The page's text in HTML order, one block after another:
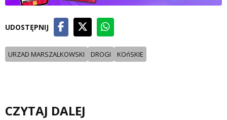
UDOSTĘPNIJ
URZAD MARSZALKOWSKI DROGI KOńSKIE
CZYTAJ DALEJ